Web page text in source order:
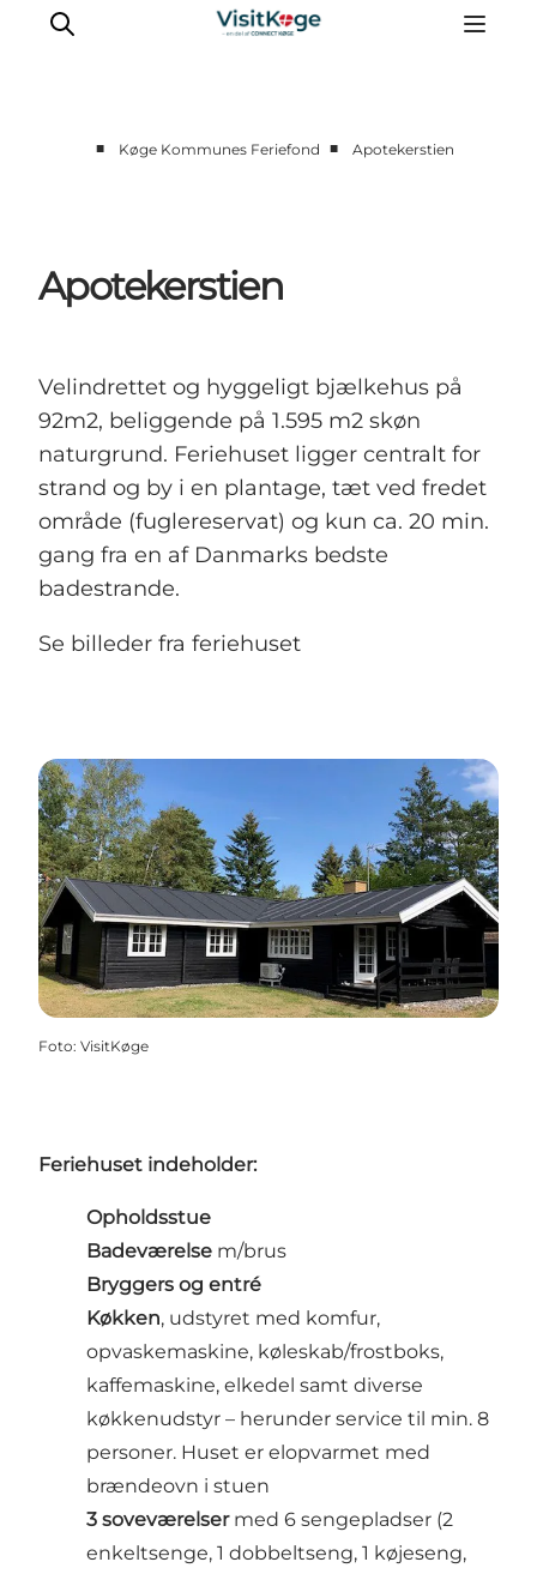
Kano
Det sker
Overnatning
Outdoor
■ Køge Kommunes Feriefond ■ Apotekerstien
Apotekerstien
Velindrettet og hyggeligt bjælkehus på
92m2, beliggende på 1.595 m2 skøn
naturgrund. Feriehuset ligger centralt for
strand og by i en plantage, tæt ved fredet
område (fuglereservat) og kun ca. 20 min.
gang fra en af Danmarks bedste
badestrande.
Se billeder fra feriehuset
Foto: VisitKøge
Feriehuset indeholder:
Opholdsstue
Badeværelse m/brus
Bryggers og entré
Køkken, udstyret med komfur,
opvaskemaskine, køleskab/frostboks,
kaffemaskine, elkedel samt diverse
køkkenudstyr – herunder service til min. 8
personer. Huset er elopvarmet med
brændeovn i stuen
3 soveværelsermed 6 sengepladser (2
enkeltsenge, 1 dobbeltseng, 1 køjeseng,